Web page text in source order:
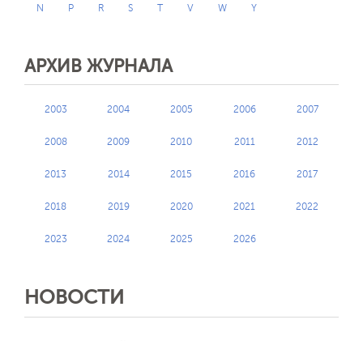
N P R S T V W Y
АРХИВ ЖУРНАЛА
2003 2004 2005 2006 2007
2008 2009 2010 2011 2012
2013 2014 2015 2016 2017
2018 2019 2020 2021 2022
2023 2024 2025 2026
НОВОСТИ